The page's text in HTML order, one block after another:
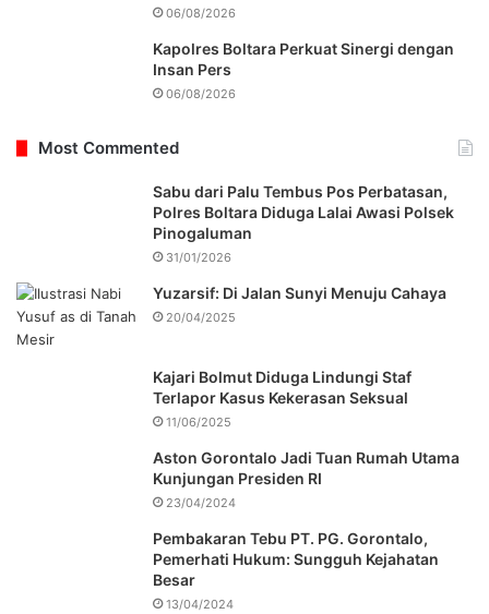
06/08/2026
Kapolres Boltara Perkuat Sinergi dengan
Insan Pers
06/08/2026
Most Commented
Sabu dari Palu Tembus Pos Perbatasan,
Polres Boltara Diduga Lalai Awasi Polsek
Pinogaluman
31/01/2026
Yuzarsif: Di Jalan Sunyi Menuju Cahaya
20/04/2025
Kajari Bolmut Diduga Lindungi Staf
Terlapor Kasus Kekerasan Seksual
11/06/2025
Aston Gorontalo Jadi Tuan Rumah Utama
Kunjungan Presiden RI
23/04/2024
Pembakaran Tebu PT. PG. Gorontalo,
Pemerhati Hukum: Sungguh Kejahatan
Besar
13/04/2024